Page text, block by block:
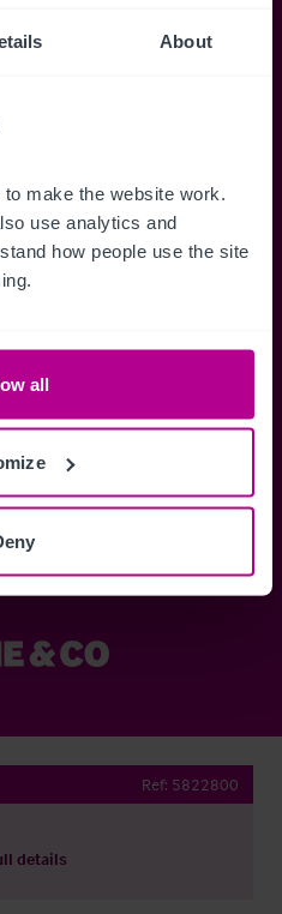
About
make the website work.
use analytics and
how people use the site
all
neuen Objekten zu
Speichern
und einfach
Ref: 5822800
details